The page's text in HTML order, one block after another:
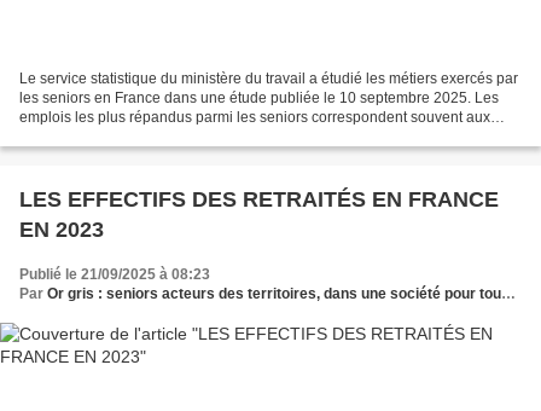
Le service statistique du ministère du travail a étudié les métiers exercés par
les seniors en France dans une étude publiée le 10 septembre 2025. Les
emplois les plus répandus parmi les seniors correspondent souvent aux
LES EFFECTIFS DES RETRAITÉS EN FRANCE
EN 2023
Publié le 21/09/2025 à 08:23
Par Or gris : seniors acteurs des territoires, dans une société pour tous les âges